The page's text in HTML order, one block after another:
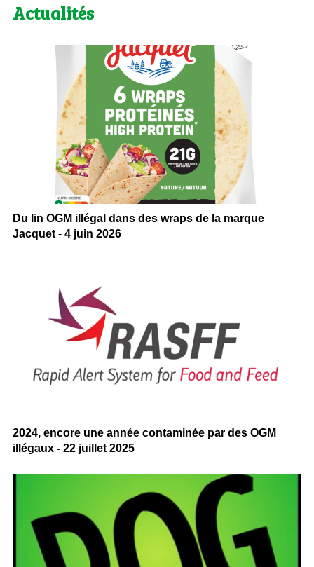
Actualités
Du lin OGM illégal dans des wraps de la marque
Jacquet - 4 juin 2026
2024, encore une année contaminée par des OGM
illégaux - 22 juillet 2025